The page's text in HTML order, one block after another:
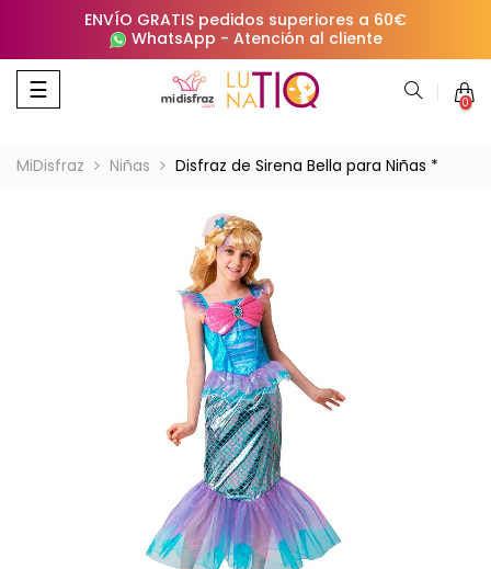
ENVÍO GRATIS pedidos superiores a 60€
WhatsApp - Atención al cliente
Navegación
de
☰ 0
MiDisfraz Niñas Disfraz de Sirena Bella para Niñas *